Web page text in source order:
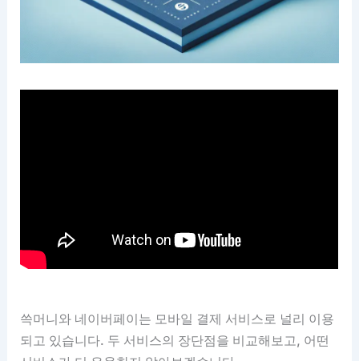
쓱머니와 네이버페이는 모바일 결제 서비스로 널리 이용
되고 있습니다. 두 서비스의 장단점을 비교해보고, 어떤